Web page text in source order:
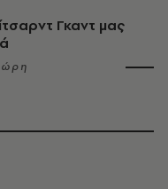
Γκαντ μας